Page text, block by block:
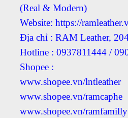
(Real & Modern)
Website: https://
Địa chỉ : RAM Leather,
Hotline : 0937811444 /
Shopee :
www.shopee.vn/lntleather
www.shopee.vn/ramcaphe
www.shopee.vn/ramfamilly